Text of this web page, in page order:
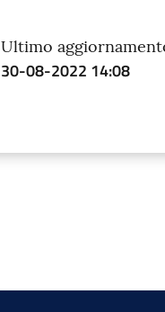
Ultimo
30-08-2022 14:08